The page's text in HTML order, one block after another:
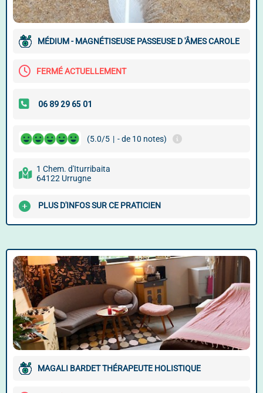
MÉDIUM - MAGNÉTISEUSE PASSEUSE D 'ÂMES CAROLE
FERMÉ ACTUELLEMENT
(5.0/5 | - de 10 notes)
1 Chem. d'Iturribaita
64122 Urrugne
PLUS D'INFOS SUR CE PRATICIEN
MAGALI BARDET THÉRAPEUTE HOLISTIQUE